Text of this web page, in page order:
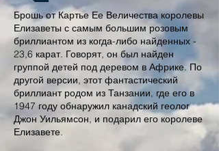
Брошь от Картье Ее Величества королевы
Елизаветы с самым большим розовым
бриллиантом из когда-либо найденных -
23,6 карат. Говорят, он был найден
группой детей под деревом в Африке. По
другой версии, этот фантастический
бриллиант родом из Танзании, где его в
1947 году обнаружил канадский геолог
Джон Уильямсон, и подарил его королеве
Елизавете.